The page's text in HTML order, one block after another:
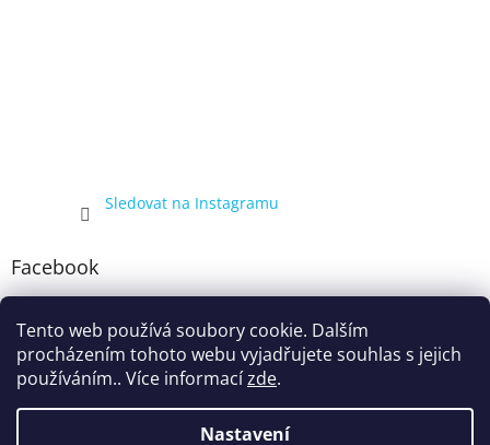
Tento web používá soubory cookie. Dalším
procházením tohoto webu vyjadřujete souhlas s jejich
používáním.. Více informacízde.
Nastavení
Sledovat na Instagramu
Facebook
Vytvořil Shoptet